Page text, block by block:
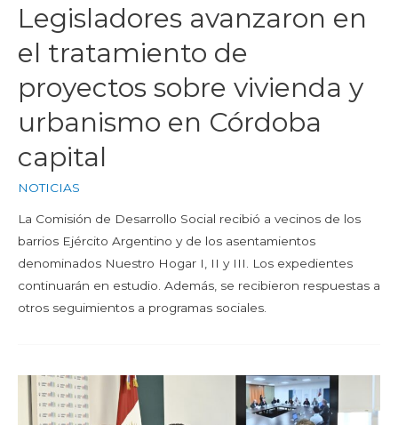
Legisladores avanzaron en
el tratamiento de
proyectos sobre vivienda y
urbanismo en Córdoba
capital
NOTICIAS
La Comisión de Desarrollo Social recibió a vecinos de los
barrios Ejército Argentino y de los asentamientos
denominados Nuestro Hogar I, II y III. Los expedientes
continuarán en estudio. Además, se recibieron respuestas a
otros seguimientos a programas sociales.